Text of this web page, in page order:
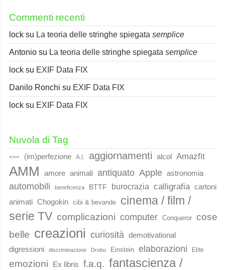
Commenti recenti
lock su La teoria delle stringhe spiegata semplice
Antonio su La teoria delle stringhe spiegata semplice
lock su EXIF Data FIX
Danilo Ronchi su EXIF Data FIX
lock su EXIF Data FIX
Nuvola di Tag
<>< (im)perfezione A.I. aggiornamenti alcol Amazfit
AMM amore animali antiquato Apple astronomia
automobili beneficenza BTTF burocrazia calligrafia cartoni
animati Chogokin cibi & bevande
cinema / film /
serie TV complicazioni computer Conqueror
cose
belle creazioni curiosità demotivational
digressioni
discriminazione Drobo Einstein elaborazioni Elite
emozioni Ex libris f.a.q. fantascienza /